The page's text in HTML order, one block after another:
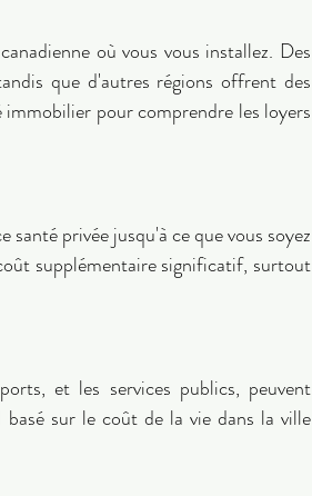
où vous vous installez. Des
que d'autres régions offrent des
pour comprendre les loyers
privée jusqu'à ce que vous soyez
supplémentaire significatif, surtout
et les services publics, peuvent
sur le coût de la vie dans la ville